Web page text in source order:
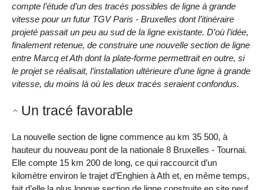
compte l’étude d’un des tracés possibles de ligne à grande
vitesse pour un futur TGV Paris - Bruxelles dont l’itinéraire
projeté passait un peu au sud de la ligne existante. D’où l’idée,
finalement retenue, de construire une nouvelle section de ligne
entre Marcq et Ath dont la plate-forme permettrait en outre, si
le projet se réalisait, l’installation ultérieure d’une ligne à grande
vitesse, du moins là où les deux tracés seraient confondus.
Un tracé favorable
La nouvelle section de ligne commence au km 35 500, à
hauteur du nouveau pont de la nationale 8 Bruxelles - Tournai.
Elle compte 15 km 200 de long, ce qui raccourcit d’un
kilomètre environ le trajet d’Enghien à Ath et, en même temps,